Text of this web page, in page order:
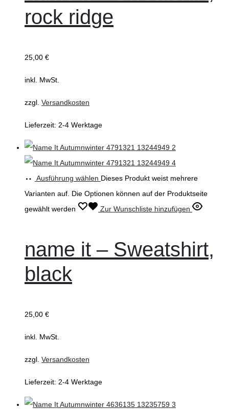
rock ridge
25,00 €
inkl. MwSt.
zzgl. Versandkosten
Lieferzeit: 2-4 Werktage
Ausführung wählen Dieses Produkt weist mehrere
Varianten auf. Die Optionen können auf der Produktseite
gewählt werden
Zur Wunschliste hinzufügen
name it – Sweatshirt,
black
25,00 €
inkl. MwSt.
zzgl. Versandkosten
Lieferzeit: 2-4 Werktage